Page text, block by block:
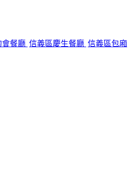
會餐廳 信義區慶生餐廳 信義區包廂